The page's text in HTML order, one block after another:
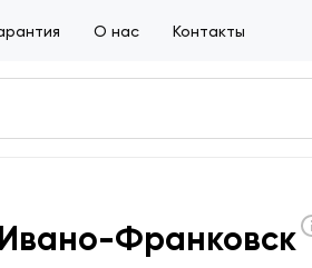
О нас Контакты
Франковск